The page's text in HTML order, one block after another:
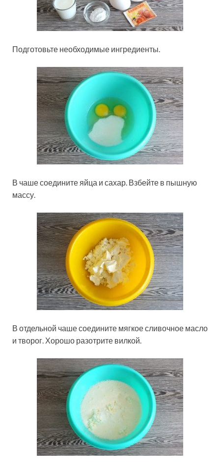
Подготовьте необходимые ингредиенты.
В чаше соедините яйца и сахар. Взбейте в пышную
массу.
В отдельной чаше соедините мягкое сливочное масло
и творог. Хорошо разотрите вилкой.